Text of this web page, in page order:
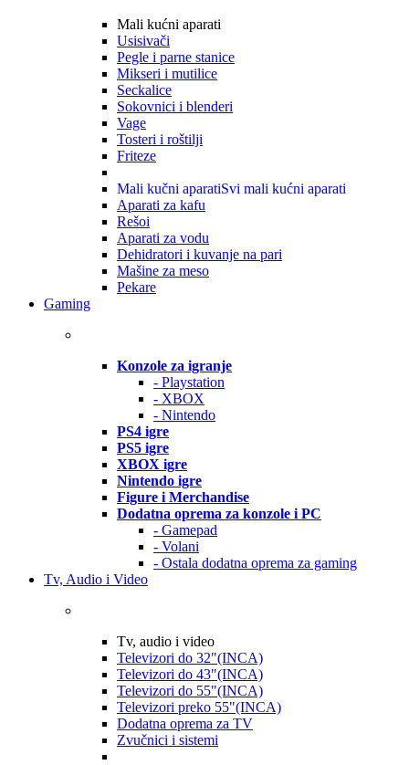
Mali kućni aparati
Usisivači
Pegle i parne stanice
Mikseri i mutilice
Seckalice
Sokovnici i blenderi
Vage
Tosteri i roštilji
Friteze
Mali kučni aparatiSvi mali kućni aparati
Aparati za kafu
Rešoi
Aparati za vodu
Dehidratori i kuvanje na pari
Mašine za meso
Pekare
Gaming
Konzole za igranje
- Playstation
- XBOX
- Nintendo
PS4 igre
PS5 igre
XBOX igre
Nintendo igre
Figure i Merchandise
Dodatna oprema za konzole i PC
- Gamepad
- Volani
- Ostala dodatna oprema za gaming
Tv, Audio i Video
Tv, audio i video
Televizori do 32"(INCA)
Televizori do 43"(INCA)
Televizori do 55"(INCA)
Televizori preko 55"(INCA)
Dodatna oprema za TV
Zvučnici i sistemi